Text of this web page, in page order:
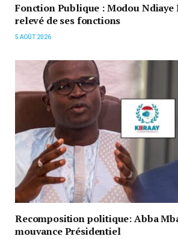
Fonction Publique : Modou Ndiaye
relevé de ses fonctions
5 AOÛT 2026
Recomposition politique: Abba
mouvance Présidentiel